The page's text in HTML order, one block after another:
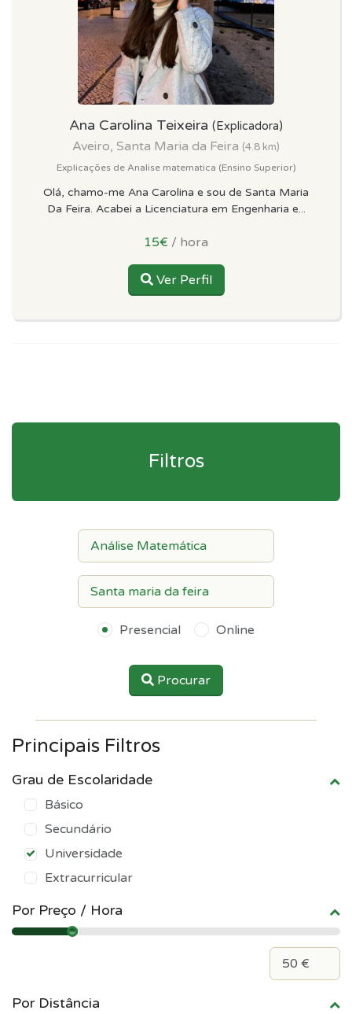
Ana Carolina Teixeira (Explicadora)
Aveiro, Santa Maria da Feira (4.8 km)
Explicações de Analise matematica (Ensino Superior)
Olá, chamo-me Ana Carolina e sou de Santa Maria
Da Feira. Acabei a Licenciatura em Engenharia e...
15€ / hora
Ver Perfil
Filtros
Presencial Online
Procurar
Principais Filtros
Grau de Escolaridade
Básico
Secundário
Universidade
Extracurricular
Por Preço / Hora
Por Distância